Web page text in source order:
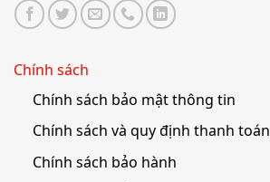
Chính sách
Chính sách bảo mật thông tin
Chính sách và quy định thanh toán
Chính sách bảo hành